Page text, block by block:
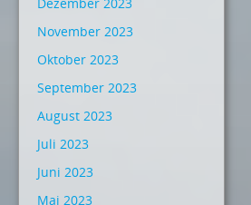
Dezember 2023
November 2023
Oktober 2023
September 2023
August 2023
Juli 2023
Juni 2023
Mai 2023